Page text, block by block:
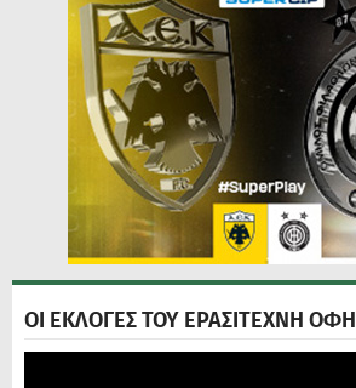
ΟΙ ΕΚΛΟΓΕΣ ΤΟΥ ΕΡΑΣΙΤΕΧΝΗ ΟΦΗ